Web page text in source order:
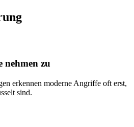
nehmen zu
erkennen moderne Angriffe oft erst,
sind.